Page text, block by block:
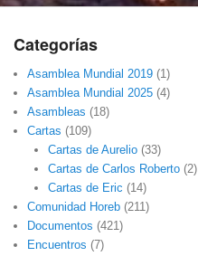
Categorías
Asamblea Mundial 2019 (1)
Asamblea Mundial 2025 (4)
Asambleas (18)
Cartas (109)
Cartas de Aurelio(33)
Cartas de Carlos Roberto(2)
Cartas de Eric (14)
Comunidad Horeb (211)
Documentos (421)
Encuentros (7)